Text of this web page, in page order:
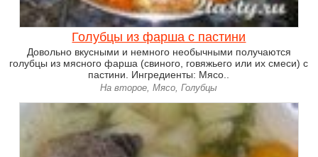
Голубцы из фарша с пастини
Довольно вкусными и немного необычными получаются
голубцы из мясного фарша (свиного, говяжьего или их смеси) с
пастини. Ингредиенты: Мясо..
На второе, Мясо, Голубцы